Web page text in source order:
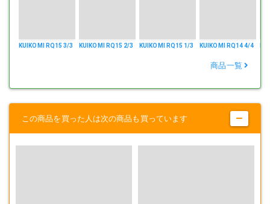
ギャルの
大胆に開脚した股間、四つん這いになった丸いヒップ、
ミニスカから伸びた脚線美、秘められた腋の下、少し汗ばんだ肌。
お好きな部分をあなたの好きなだけ、満足するまでゆっくり鑑賞して
KUIKOMI RQ15 3/3 KUIKOMI RQ15 2/3 KUIKOMI RQ15 1/3 KUIKOMI RQ14 4/4
商品一覧
この商品を買った人は次の商品も買っています